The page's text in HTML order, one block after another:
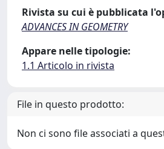
Rivista su cui è pubblicata
ADVANCES IN GEOMETRY
Appare nelle tipologie:
1.1 Articolo in rivista
File in questo prodotto:
Non ci sono file associati a